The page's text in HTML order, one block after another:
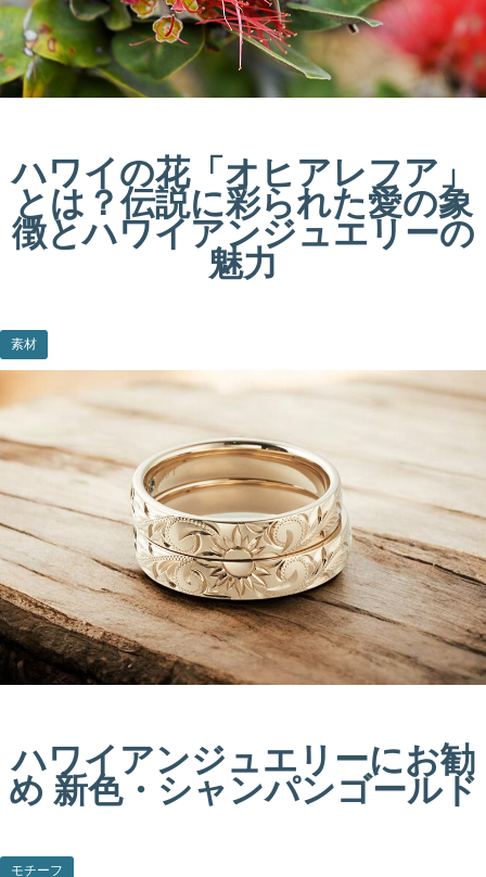
ハワイの花「オヒアレフア」
とは？伝説に彩られた愛の象
徴とハワイアンジュエリーの
魅力
素材
ハワイアンジュエリーにお勧
め 新色・シャンパンゴールド
モチーフ